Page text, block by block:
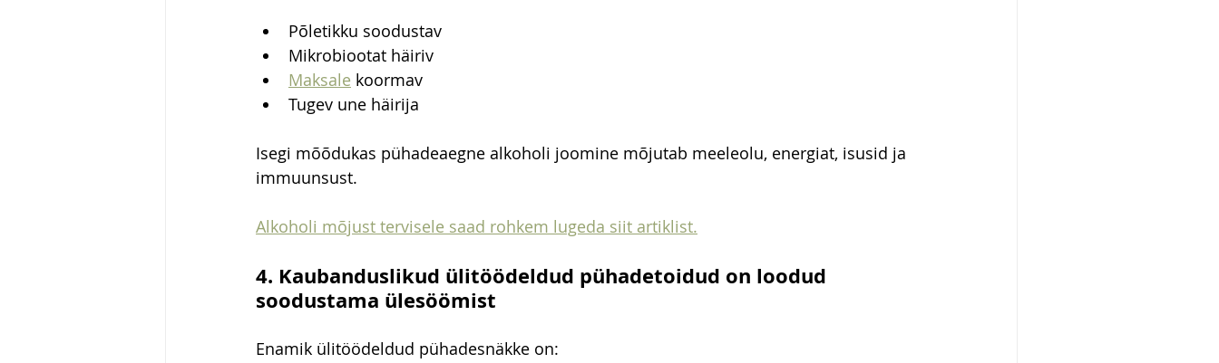
Põletikku soodustav
Mikrobiootat häiriv
Maksale koormav
Tugev une häirija
Isegi mõõdukas pühadeaegne alkoholi joomine mõjutab meeleolu, energiat, isusid ja
immuunsust.
Alkoholi mõjust tervisele saad rohkem lugeda siit artiklist.
4. Kaubanduslikud ülitöödeldud pühadetoidud on loodud
soodustama ülesöömist
Enamik ülitöödeldud pühadesnäkke on: